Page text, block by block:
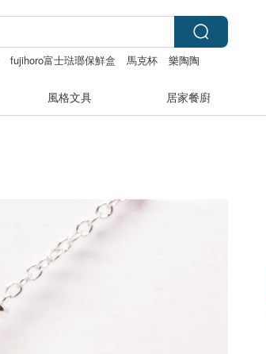
fujihoro富士琺瑯保鮮盒 馬克杯
樂陶陶
風格文具 居家餐廚